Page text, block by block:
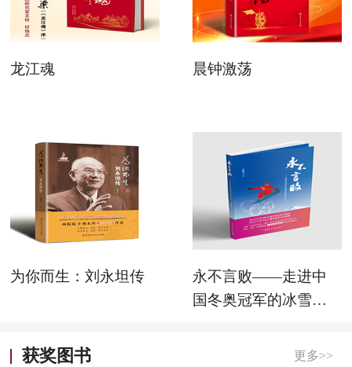
龙江魂 晨钟激荡
为你而生：刘永坦传
永不言败——走进中
国冬奥冠军的冰雪人
获奖图书 更多>>